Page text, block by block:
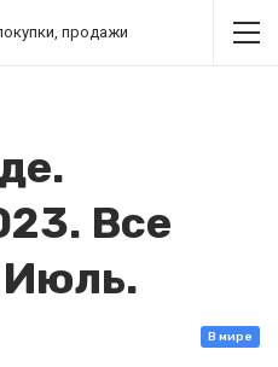
продажи
Все
В мире